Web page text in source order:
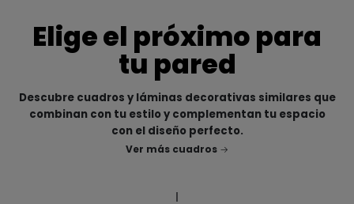
Elige el próximo para
tu pared
Descubre cuadros y láminas decorativas similares que
combinan con tu estilo y complementan tu espacio
con el diseño perfecto.
Ver más cuadros